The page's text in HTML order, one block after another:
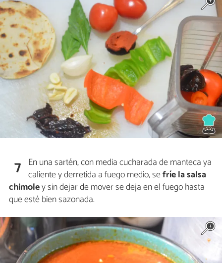
7 En una sartén, con media cucharada de manteca ya
caliente y derretida a fuego medio, sefríe lasalsa
chimoley sin dejar de mover se deja en el fuego hasta
que esté bien sazonada.